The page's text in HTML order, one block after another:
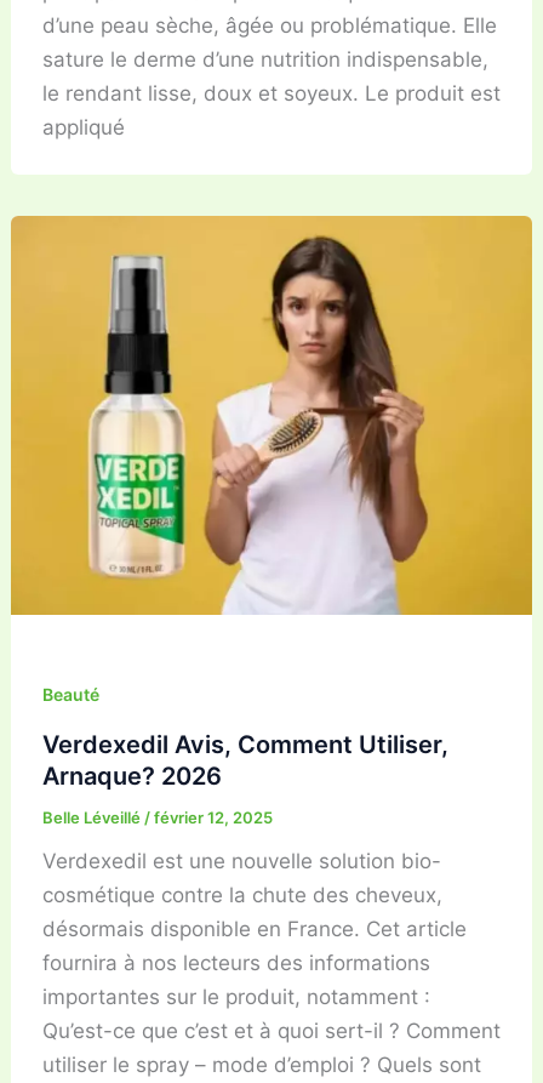
d’une peau sèche, âgée ou problématique. Elle
sature le derme d’une nutrition indispensable,
le rendant lisse, doux et soyeux. Le produit est
appliqué
Beauté
Verdexedil Avis, Comment Utiliser,
Arnaque? 2026
Belle Léveillé /février 12, 2025
Verdexedil est une nouvelle solution bio-
cosmétique contre la chute des cheveux,
désormais disponible en France. Cet article
fournira à nos lecteurs des informations
importantes sur le produit, notamment :
Qu’est-ce que c’est et à quoi sert-il ? Comment
utiliser le spray – mode d’emploi ? Quels sont